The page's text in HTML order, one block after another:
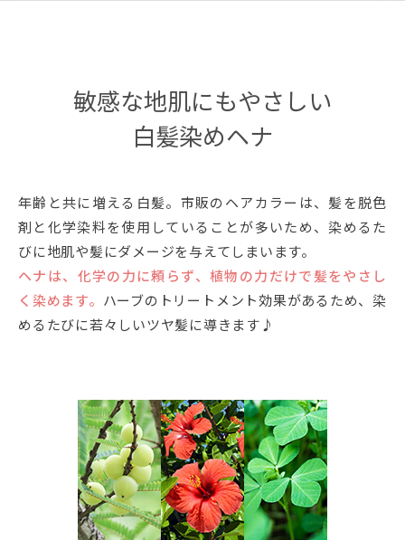
敏感な地肌にもやさしい
白髪染めヘナ
年齢と共に増える白髪。市販のヘアカラーは、髪を脱色
剤と化学染料を使用していることが多いため、染めるた
びに地肌や髪にダメージを与えてしまいます。
ヘナは、化学の力に頼らず、植物の力だけで髪をやさし
く染めます。
ハーブのトリートメント効果があるため、染
めるたびに若々しいツヤ髪に導きます♪